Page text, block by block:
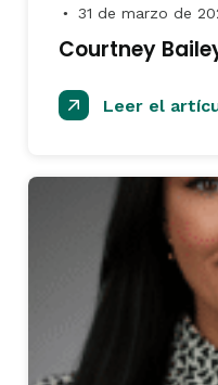
● 31 de marzo de
Courtney
Leer el